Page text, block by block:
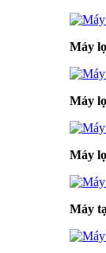
Máy
Máy
Máy
Máy